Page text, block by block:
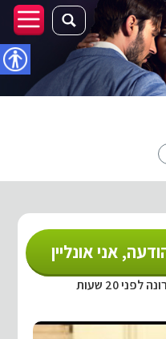
אני אונליין
20 שעות